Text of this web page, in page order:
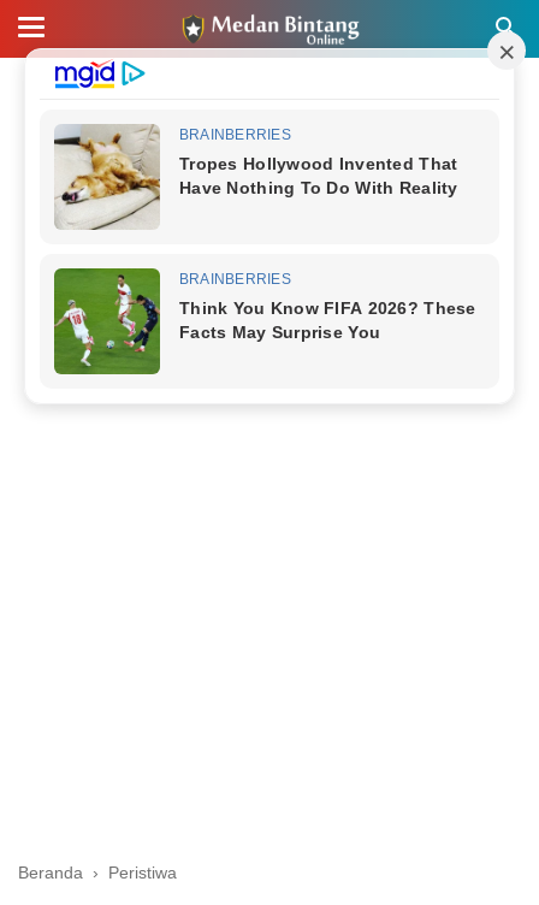
Beranda › Peristiwa